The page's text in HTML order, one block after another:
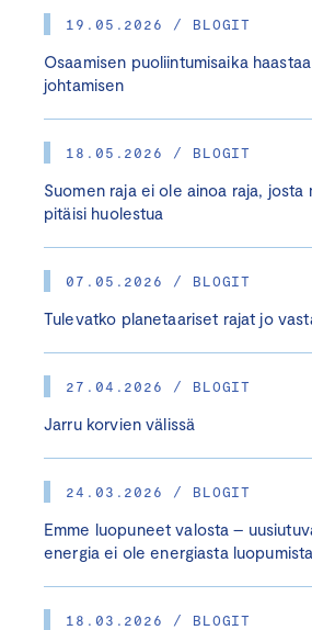
19.05.2026 / BLOGIT
Osaamisen puoliintumisaika
johtamisen
18.05.2026 / BLOGIT
Suomen raja ei ole ainoa raja, josta
pitäisi huolestua
07.05.2026 / BLOGIT
Tulevatko planetaariset rajat jo
27.04.2026 / BLOGIT
Jarru korvien välissä
24.03.2026 / BLOGIT
Emme luopuneet valosta –
energia ei ole energiasta luopumista
18.03.2026 / BLOGIT